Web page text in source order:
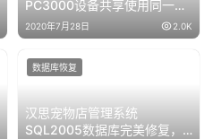
PC3000设备共享使用同一个
数据库的方法
2020年7月28日 2.0K
汉思宠物店管理系统
SQL2005数据库完美修复，
数据库恢复